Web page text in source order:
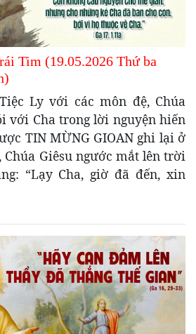
Tim (19.05.2026 Thứ ba
Ly với các môn đệ, Chúa
với Cha trong lời nguyện hiến
TIN MỪNG GIOAN ghi lại ở
Chúa Giêsu ngước mắt lên trời
“Lạy Cha, giờ đã đến, xin